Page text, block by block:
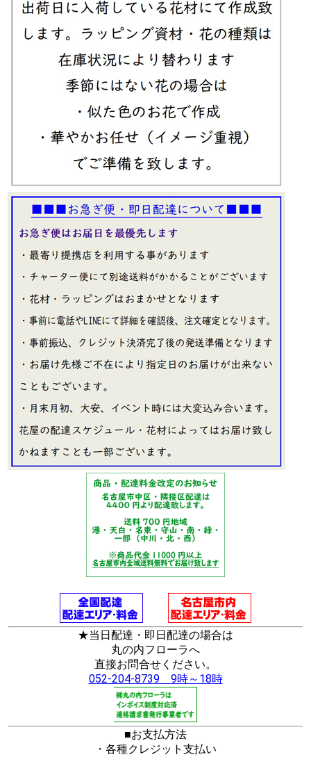
★当日配達・即日配達の場合は
丸の内フローラへ
直接お問合せください。
052-204-8739 9時～18時
■お支払方法
・各種クレジット支払い